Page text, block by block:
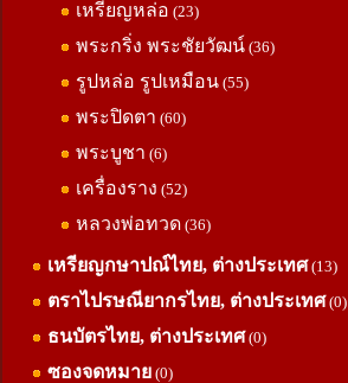
เหรียญหล่อ (23)
พระกริ่ง พระชัยวัฒน์ (36)
รูปหล่อ รูปเหมือน (55)
พระปิดตา (60)
พระบูชา (6)
เครื่องราง (52)
หลวงพ่อทวด (36)
เหรียญกษาปณ์ไทย, ต่างประเทศ(13)
ตราไปรษณียากรไทย, ต่างประเทศ(0)
ธนบัตรไทย, ต่างประเทศ(0)
ซองจดหมาย (0)